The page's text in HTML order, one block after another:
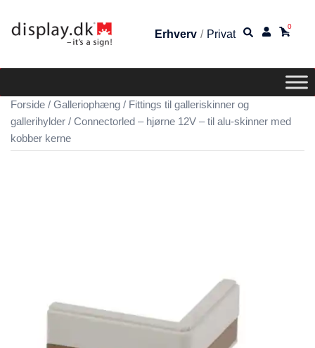
Erhverv / Privat
0
Forside / Galleriophæng / Fittings til galleriskinner og
gallerihylder / Connectorled – hjørne 12V – til alu-skinner med
kobber kerne